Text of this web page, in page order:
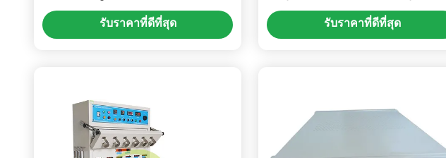
IEC60529
รับราคาที่ดีที่สุด
ทดสอบความไวไฟ
รับราคาที่ดีที่สุด